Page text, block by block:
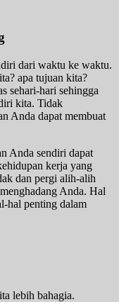
dari waktu ke waktu.
apa tujuan kita?
sehari-hari sehingga
kita. Tidak
Anda dapat membuat
Anda sendiri dapat
kerja yang
dan pergi alih-alih
Anda. Hal
hal penting dalam
lebih bahagia.